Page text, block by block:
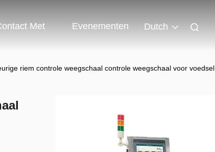
Met Evenementen Dutch
riem controle weegschaal controle weegschaal voor voedsel